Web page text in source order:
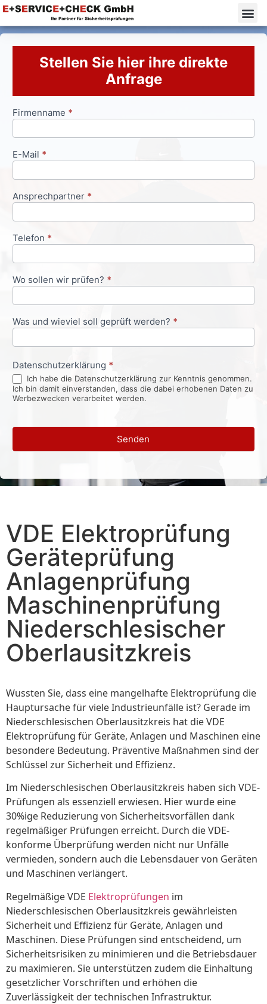
Stellen Sie hier ihre direkte
Anfrage
Anfrageformular
Firmenname *
E-Mail *
Ansprechpartner *
Telefon *
Wo sollen wir prüfen? *
Was und wieviel soll geprüft werden? *
Datenschutzerklärung *
Ich habe die Datenschutzerklärung zur Kenntnis genommen.
Ich bin damit einverstanden, dass die dabei erhobenen Daten zu
Werbezwecken verarbeitet werden.
Senden
VDE Elektroprüfung
Geräteprüfung
Anlagenprüfung
Maschinenprüfung
Niederschlesischer
Oberlausitzkreis
Wussten Sie, dass eine mangelhafte Elektroprüfung die
Hauptursache für viele Industrieunfälle ist? Gerade im
Niederschlesischen Oberlausitzkreis hat die VDE
Elektroprüfung für Geräte, Anlagen und Maschinen eine
besondere Bedeutung. Präventive Maßnahmen sind der
Schlüssel zur Sicherheit und Effizienz.
Im Niederschlesischen Oberlausitzkreis haben sich VDE-
Prüfungen als essenziell erwiesen. Hier wurde eine
30%ige Reduzierung von Sicherheitsvorfällen dank
regelmäßiger Prüfungen erreicht. Durch die VDE-
konforme Überprüfung werden nicht nur Unfälle
vermieden, sondern auch die Lebensdauer von Geräten
und Maschinen verlängert.
Regelmäßige VDE Elektroprüfungen im
Niederschlesischen Oberlausitzkreis gewährleisten
Sicherheit und Effizienz für Geräte, Anlagen und
Maschinen. Diese Prüfungen sind entscheidend, um
Sicherheitsrisiken zu minimieren und die Betriebsdauer
zu maximieren. Sie unterstützen zudem die Einhaltung
gesetzlicher Vorschriften und erhöhen die
Zuverlässigkeit der technischen Infrastruktur.